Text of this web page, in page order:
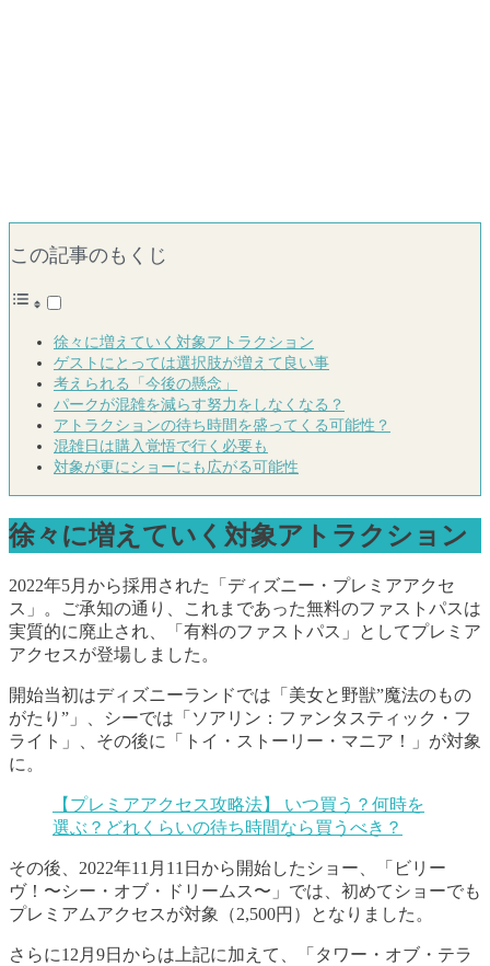
この記事のもくじ
徐々に増えていく対象アトラクション
ゲストにとっては選択肢が増えて良い事
考えられる「今後の懸念」
パークが混雑を減らす努力をしなくなる？
アトラクションの待ち時間を盛ってくる可能性？
混雑日は購入覚悟で行く必要も
対象が更にショーにも広がる可能性
徐々に増えていく対象アトラクション
2022年5月から採用された「ディズニー・プレミアアクセ
ス」。ご承知の通り、これまであった無料のファストパスは
実質的に廃止され、「有料のファストパス」としてプレミア
アクセスが登場しました。
開始当初はディズニーランドでは「美女と野獣”魔法のもの
がたり”」、シーでは「ソアリン：ファンタスティック・フ
ライト」、その後に「トイ・ストーリー・マニア！」が対象
に。
【プレミアアクセス攻略法】 いつ買う？何時を
選ぶ？どれくらいの待ち時間なら買うべき？
その後、2022年11月11日から開始したショー、「ビリー
ヴ！〜シー・オブ・ドリームス〜」では、初めてショーでも
プレミアムアクセスが対象（2,500円）となりました。
さらに12月9日からは上記に加えて、「タワー・オブ・テラ